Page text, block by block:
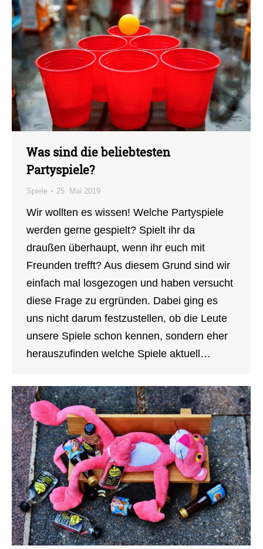
Was sind die beliebtesten
Partyspiele?
Spiele 25. Mai 2019
Wir wollten es wissen! Welche Partyspiele
werden gerne gespielt? Spielt ihr da
draußen überhaupt, wenn ihr euch mit
Freunden trefft? Aus diesem Grund sind wir
einfach mal losgezogen und haben versucht
diese Frage zu ergründen. Dabei ging es
uns nicht darum festzustellen, ob die Leute
unsere Spiele schon kennen, sondern eher
herauszufinden welche Spiele aktuell…